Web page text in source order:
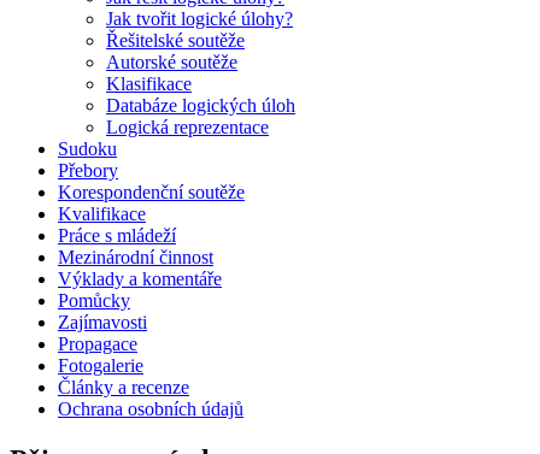
Jak tvořit logické úlohy?
Řešitelské soutěže
Autorské soutěže
Klasifikace
Databáze logických úloh
Logická reprezentace
Sudoku
Přebory
Korespondenční soutěže
Kvalifikace
Práce s mládeží
Mezinárodní činnost
Výklady a komentáře
Pomůcky
Zajímavosti
Propagace
Fotogalerie
Články a recenze
Ochrana osobních údajů